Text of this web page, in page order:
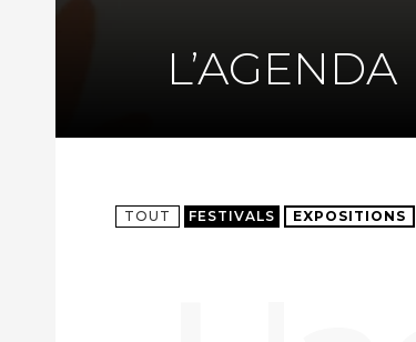
L’AGENDA
TOUT FESTIVALS EXPOSITIONS